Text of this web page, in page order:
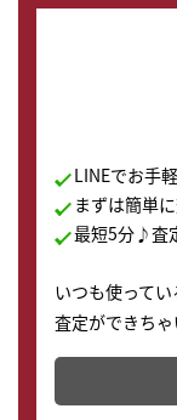
LINEでお手
まずは簡単
最短5分♪査
いつも使って
査定ができち
どこからでも